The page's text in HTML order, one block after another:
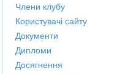
Члени клубу
Користувачі сайту
Документи
Дипломи
Досягнення